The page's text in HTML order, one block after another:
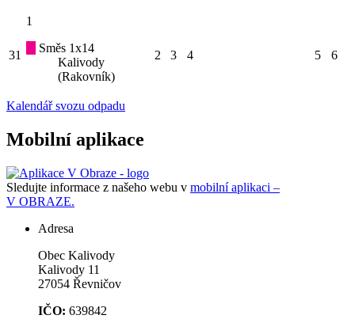
31
1
Směs 1x14
Kalivody
(Rakovník)
2 3 4 5 6
Kalendář svozu odpadu
Mobilní aplikace
Sledujte informace z našeho webu v mobilní aplikaci –
V OBRAZE.
Adresa
Obec Kalivody
Kalivody 11
27054 Řevničov
IČO: 639842